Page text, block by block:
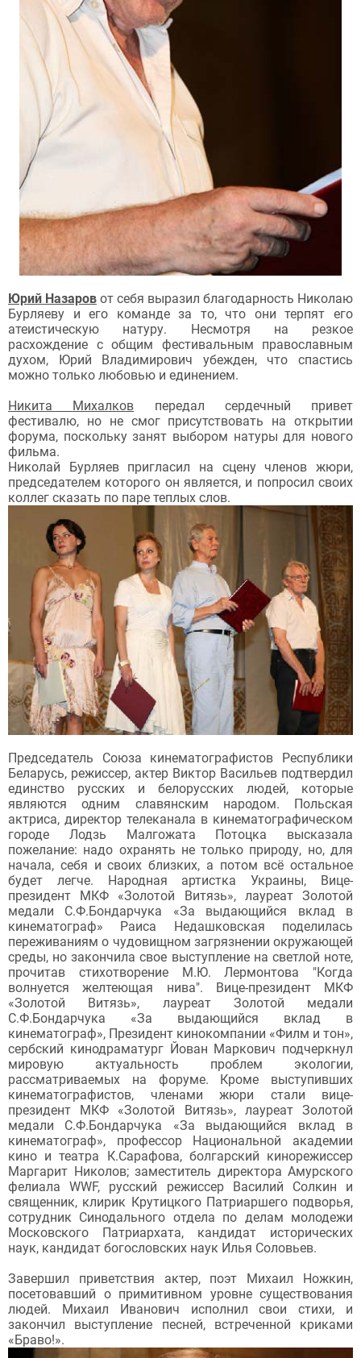
Юрий Назаров от себя выразил благодарность Николаю
Бурляеву и его команде за то, что они терпят его
атеистическую натуру. Несмотря на резкое
расхождение с общим фестивальным православным
духом, Юрий Владимирович убежден, что спастись
можно только любовью и единением.
Никита Михалков передал сердечный привет
фестивалю, но не смог присутствовать на открытии
форума, поскольку занят выбором натуры для нового
фильма.
Николай Бурляев пригласил на сцену членов жюри,
председателем которого он является, и попросил своих
коллег сказать по паре теплых слов.
Председатель Союза кинематографистов Республики
Беларусь, режиссер, актер Виктор Васильев подтвердил
единство русских и белорусских людей, которые
являются одним славянским народом. Польская
актриса, директор телеканала в кинематографическом
городе Лодзь Малгожата Потоцка высказала
пожелание: надо охранять не только природу, но, для
начала, себя и своих близких, а потом всё остальное
будет легче. Народная артистка Украины, Вице-
президент МКФ «Золотой Витязь», лауреат Золотой
медали С.Ф.Бондарчука «За выдающийся вклад в
кинематограф» Раиса Недашковская поделилась
переживаниям о чудовищном загрязнении окружающей
среды, но закончила свое выступление на светлой ноте,
прочитав стихотворение М.Ю. Лермонтова "Когда
волнуется желтеющая нива". Вице-президент МКФ
«Золотой Витязь», лауреат Золотой медали
С.Ф.Бондарчука «За выдающийся вклад в
кинематограф», Президент кинокомпании «Филм и тон»,
сербский кинодраматург Йован Маркович подчеркнул
мировую актуальность проблем экологии,
рассматриваемых на форуме. Кроме выступивших
кинематографистов, членами жюри стали вице-
президент МКФ «Золотой Витязь», лауреат Золотой
медали С.Ф.Бондарчука «За выдающийся вклад в
кинематограф», профессор Национальной академии
кино и театра К.Сарафова, болгарский кинорежиссер
Маргарит Николов; заместитель директора Амурского
фелиала WWF, русский режиссер Василий Солкин и
священник, клирик Крутицкого Патриаршего подворья,
сотрудник Синодального отдела по делам молодежи
Московского Патриархата, кандидат исторических
наук, кандидат богословских наук Илья Соловьев.
Завершил приветствия актер, поэт Михаил Ножкин,
посетовавший о примитивном уровне существования
людей. Михаил Иванович исполнил свои стихи, и
закончил выступление песней, встреченной криками
«Браво!».